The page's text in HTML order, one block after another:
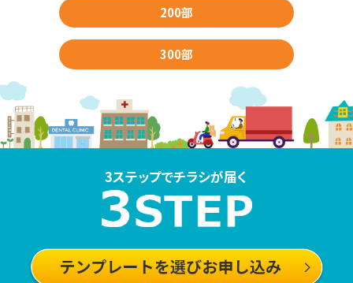
200部
300部
3ステップでチラシが届く